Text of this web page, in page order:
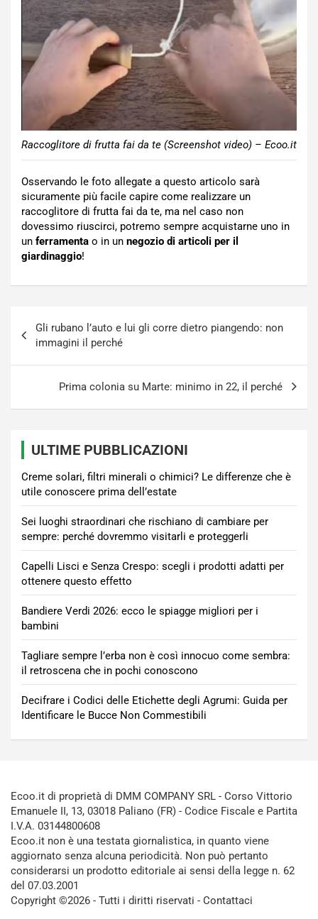
Raccoglitore di frutta fai da te (Screenshot video) – Ecoo.it
Osservando le foto allegate a questo articolo sarà
sicuramente più facile capire come realizzare un
raccoglitore di frutta fai da te, ma nel caso non
dovessimo riuscirci, potremo sempre acquistarne uno in
un ferramenta o in un negozio di articoli per il
giardinaggio!
articoli
Gli rubano l’auto e lui gli corre dietro piangendo: non
immagini il perché
Prima colonia su Marte: minimo in 22, il perché
ULTIME PUBBLICAZIONI
Creme solari, filtri minerali o chimici? Le differenze che è
utile conoscere prima dell’estate
Sei luoghi straordinari che rischiano di cambiare per
sempre: perché dovremmo visitarli e proteggerli
Capelli Lisci e Senza Crespo: scegli i prodotti adatti per
ottenere questo effetto
Bandiere Verdi 2026: ecco le spiagge migliori per i
bambini
Tagliare sempre l’erba non è così innocuo come sembra:
il retroscena che in pochi conoscono
Decifrare i Codici delle Etichette degli Agrumi: Guida per
Identificare le Bucce Non Commestibili
Ecoo.it di proprietà di DMM COMPANY SRL - Corso Vittorio
Emanuele II, 13, 03018 Paliano (FR) - Codice Fiscale e Partita
I.V.A. 03144800608
Ecoo.it non è una testata giornalistica, in quanto viene
aggiornato senza alcuna periodicità. Non può pertanto
considerarsi un prodotto editoriale ai sensi della legge n. 62
del 07.03.2001
Copyright ©2026 - Tutti i diritti riservati - Contattaci